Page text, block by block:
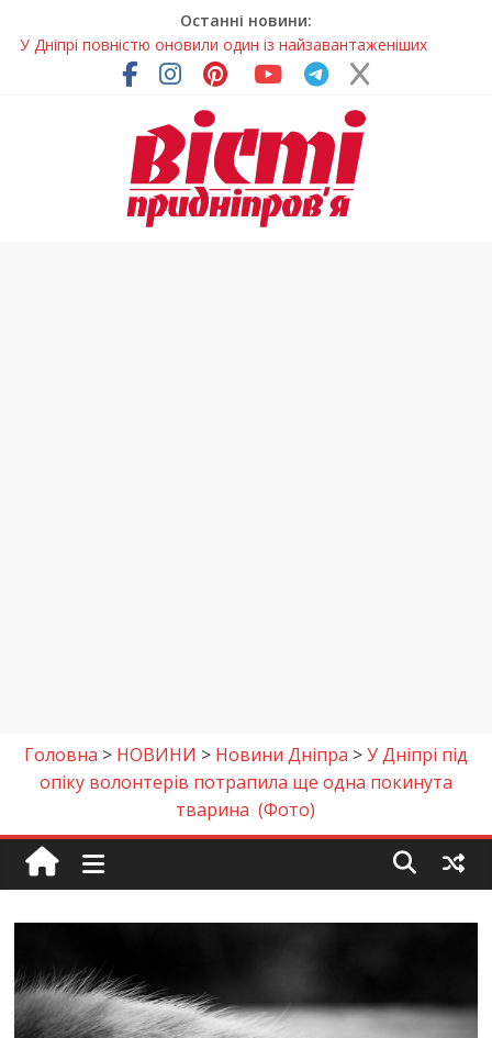
Останні новини:
У Дніпрі повністю оновили один із найзавантаженіших
трамвайних переїздів
Педагоги Дніпропетровщини увійшли до числа найкращих
У прифронтовій громаді Дніпропетровщини планують
суттєво підвищити тарифи на воду
Огірки, зелень і горіхи: готуємо салат по-грузинськи
Письменниця з Покрова продовжує підкорювати українські
Головна > НОВИНИ > Новини Дніпра >У Дніпрі під
опіку волонтерів потрапила ще одна покинута
тварина (Фото)